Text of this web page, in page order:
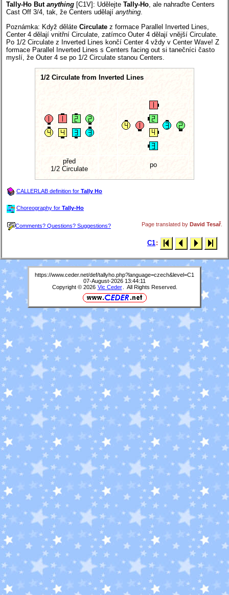
Tally-Ho But anything [C1V] : Udělejte Tally-Ho, ale nahraďte Centers
Cast Off 3/4, tak, že Centers udělají anything.
Poznámka: Když děláte Circulate z formace Parallel Inverted Lines,
Center 4 dělají vnitřní Circulate, zatímco Outer 4 dělají vnější Circulate.
Po 1/2 Circulate z Inverted Lines končí Center 4 vždy v Center Wave! Z
formace Parallel Inverted Lines s Centers facing out si tanečníci často
myslí, že Outer 4 se po 1/2 Circulate stanou Centers.
1/2 Circulate from Inverted Lines
před
1/2 Circulate
po
CALLERLAB definition for Tally Ho
Choreography for Tally-Ho
Comments? Questions? Suggestions? Page translated by David Tesař
C1:
https://www.ceder.net/def/tallyho.php?language=czech&level=C1
07-August-2026 13:44:11
Copyright © 2026 Vic Ceder . All Rights Reserved.